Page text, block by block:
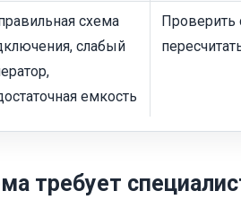
схема
слабый
емкость
Проверить
требует